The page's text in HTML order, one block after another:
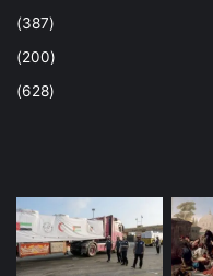
(387)
(200)
(628)